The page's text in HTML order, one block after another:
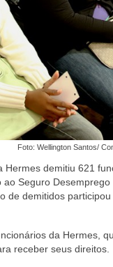
Foto: Wellington Santos/
demitiu 621
Seguro
de demitidos
da Hermes,
receber seus direitos.